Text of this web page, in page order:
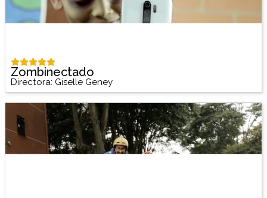
Zombinectado
Directora: Giselle Geney